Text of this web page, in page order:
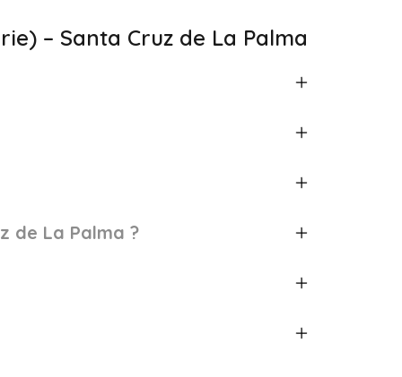
– Santa Cruz de La Palma
de La Palma ?